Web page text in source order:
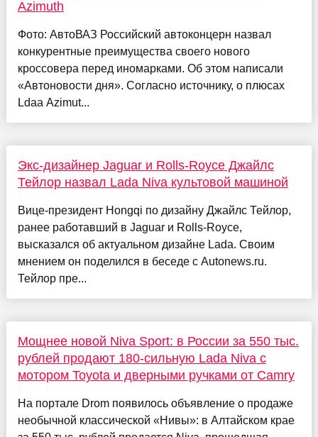
Azimuth
Фото: АвтоВАЗ Российский автоконцерн назвал
конкурентные преимущества своего нового
кроссовера перед иномарками. Об этом написали
«Автоновости дня». Согласно источнику, о плюсах
Ldaa Azimut...
Экс-дизайнер Jaguar и Rolls-Royce Джайлс
Тейлор назвал Lada Niva культовой машиной
Вице-президент Hongqi по дизайну Джайлс Тейлор,
ранее работавший в Jaguar и Rolls-Royce,
высказался об актуальном дизайне Lada. Своим
мнением он поделился в беседе с Autonews.ru.
Тейлор пре...
Мощнее новой Niva Sport: в России за 550 тыс.
рублей продают 180-сильную Lada Niva с
мотором Toyota и дверными ручками от Camry
На портале Drom появилось объявление о продаже
необычной классической «Нивы»: в Алтайском крае